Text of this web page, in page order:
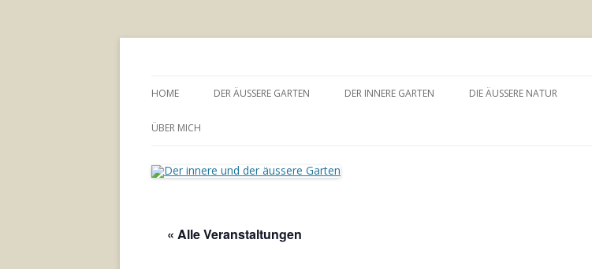
Inhalt
HOME DER ÄUSSERE GARTEN DER INNERE GARTEN DIE ÄUSSERE NATUR
ÜBER MICH
« Alle Veranstaltungen